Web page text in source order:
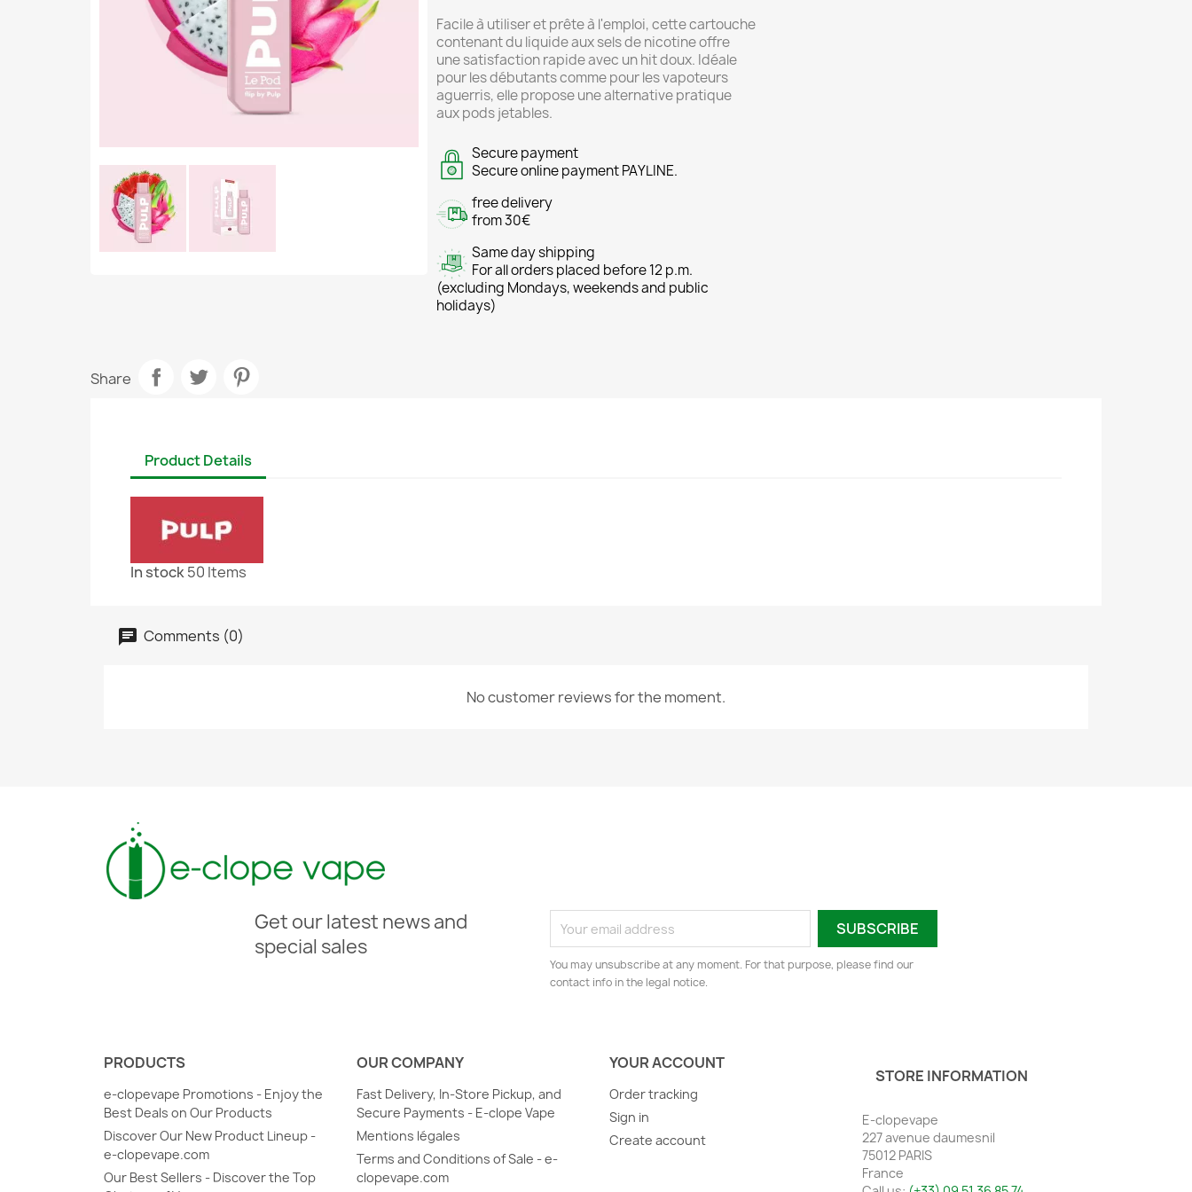
Facile à utiliser et prête à l'emploi, cette cartouche
contenant du liquide aux sels de nicotine offre
une satisfaction rapide avec un hit doux. Idéale
pour les débutants comme pour les vapoteurs
aguerris, elle propose une alternative pratique
aux pods jetables.
Secure payment
Secure online payment PAYLINE.
free delivery
from 30€
Same day shipping
For all orders placed before 12 p.m.
(excluding Mondays, weekends and public
holidays)
Share
Product Details
In stock50 Items
Comments (0)
No customer reviews for the moment.
Get our latest news and
special sales
You may unsubscribe at any moment. For that purpose, please find our
contact info in the legal notice.
PRODUCTS
e-clopevape Promotions - Enjoy the
Best Deals on Our Products
Discover Our New Product Lineup -
e-clopevape.com
Our Best Sellers - Discover the Top
OUR COMPANY
Fast Delivery, In-Store Pickup, and
Secure Payments - E-clope Vape
Mentions légales
Terms and Conditions of Sale - e-
clopevape.com
YOUR ACCOUNT
Order tracking
Sign in
Create account
STORE INFORMATION
E-clopevape
227 avenue daumesnil
75012 PARIS
France